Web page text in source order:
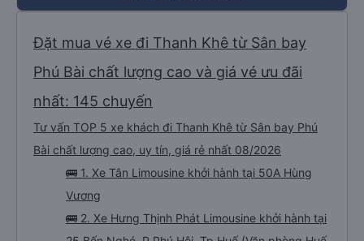
Đặt mua vé xe đi Thanh Khê từ Sân bay
Phú Bài chất lượng cao và giá vé ưu đãi
nhất: 145 chuyến
Tư vấn TOP 5 xe khách đi Thanh Khê từ Sân bay Phú
Bài chất lượng cao, uy tín, giá rẻ nhất 08/2026
🚌 1. Xe Tân Limousine khởi hành tại 50A Hùng
Vương
🚌 2. Xe Hưng Thịnh Phát Limousine khởi hành tại